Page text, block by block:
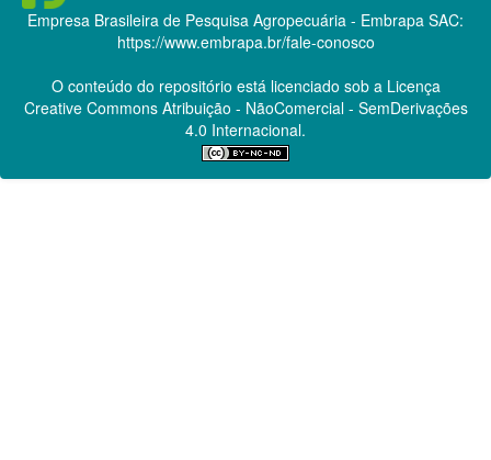
Empresa Brasileira de Pesquisa Agropecuária - Embrapa SAC:
https://www.embrapa.br/fale-conosco
O conteúdo do repositório está licenciado sob a Licença
Creative CommonsAtribuição - NãoComercial - SemDerivações
4.0 Internacional.